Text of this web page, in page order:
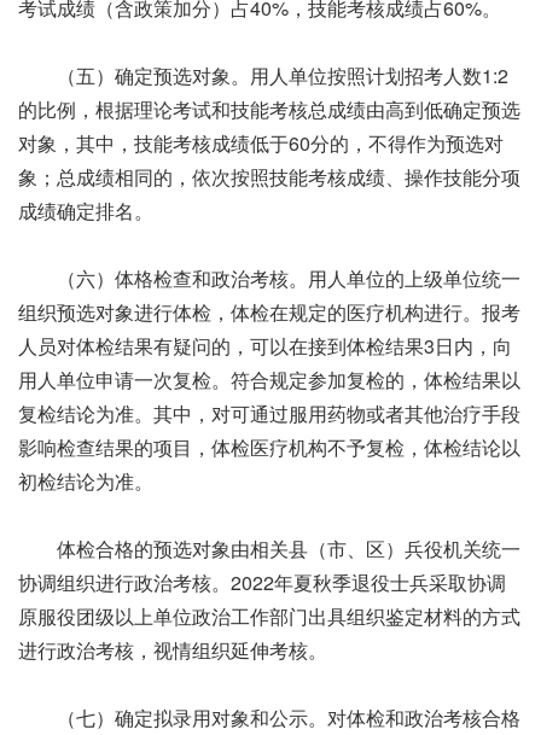
考试成绩（含政策加分）占40%，技能考核成绩占60%。
（五）确定预选对象。用人单位按照计划招考人数1:2
的比例，根据理论考试和技能考核总成绩由高到低确定预选
对象，其中，技能考核成绩低于60分的，不得作为预选对
象；总成绩相同的，依次按照技能考核成绩、操作技能分项
成绩确定排名。
（六）体格检查和政治考核。用人单位的上级单位统一
组织预选对象进行体检，体检在规定的医疗机构进行。报考
人员对体检结果有疑问的，可以在接到体检结果3日内，向
用人单位申请一次复检。符合规定参加复检的，体检结果以
复检结论为准。其中，对可通过服用药物或者其他治疗手段
影响检查结果的项目，体检医疗机构不予复检，体检结论以
初检结论为准。
体检合格的预选对象由相关县（市、区）兵役机关统一
协调组织进行政治考核。2022年夏秋季退役士兵采取协调
原服役团级以上单位政治工作部门出具组织鉴定材料的方式
进行政治考核，视情组织延伸考核。
（七）确定拟录用对象和公示。对体检和政治考核合格